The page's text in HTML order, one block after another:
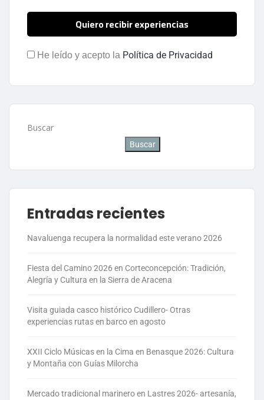
He leído y acepto la Política de Privacidad
Buscar
Buscar
Entradas recientes
Navaluenga recupera la normalidad este verano 2026
Fiesta del Camino 2026 en Corteconcepción: Tradición,
Alegría y Cultura en la Sierra de Aracena
Visita guiada casco histórico Cudillero- Otras
experiencias rutas en barco en agosto
XXII Ciclo Músicas en la Cima en Benasque 2026: Cultura
y Montaña con Guías Milorcha
Mercado tradicional marinero en Lastres 2026- artesanía,